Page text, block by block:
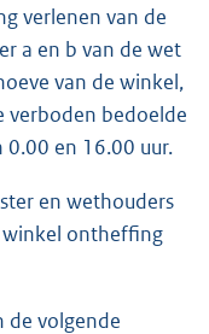
verlenen van de
a en b van de wet
van de winkel,
verboden bedoelde
0.00 en 16.00 uur.
en wethouders
ontheffing
de volgende